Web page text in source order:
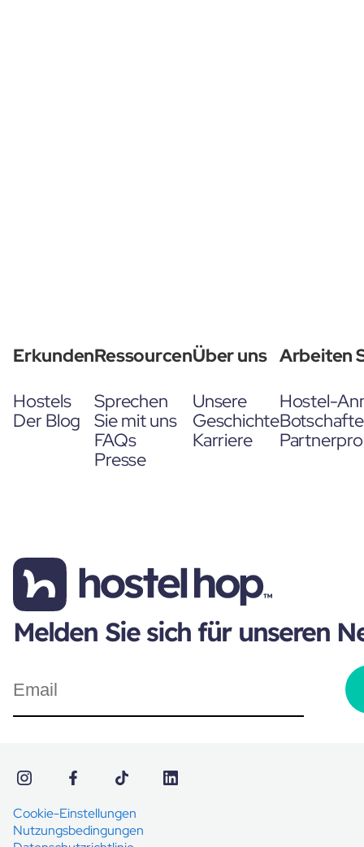
Erkunden
Hostels
Der Blog
Ressourcen
Sprechen
Sie mit uns
FAQs
Presse
Über uns
Unsere
Geschichte
Karriere
Arbeiten
Hostel-
Melden Sie sich für unseren
Cookie-Einstellungen
Nutzungsbedingungen